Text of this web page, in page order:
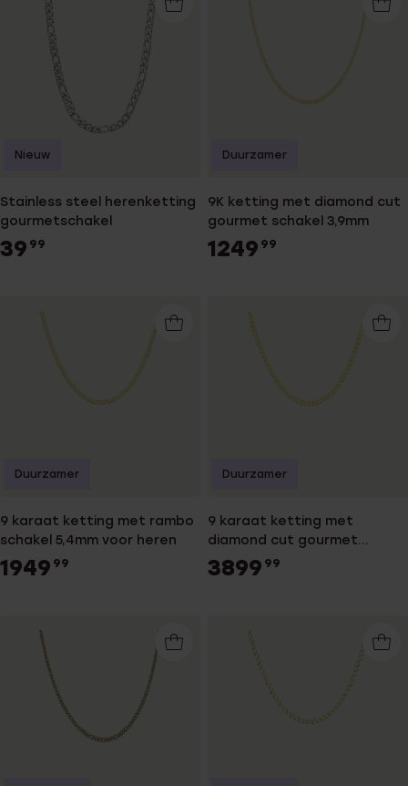
Stainless steel herenketting
gourmetschakel
39 99
Nieuw
9K ketting met diamond cut
gourmet schakel 3,9mm
1249 99
Duurzamer
9 karaat ketting met rambo
schakel 5,4mm voor heren
1949 99
Duurzamer
9 karaat ketting met
diamond cut gourmet
schakel 5,9mm voor heren
3899 99
Duurzamer